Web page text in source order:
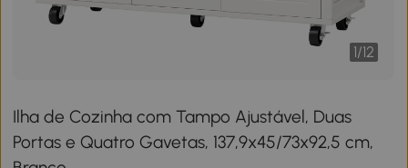
1/12
Ilha de Cozinha com Tampo Ajustável, Duas
Portas e Quatro Gavetas, 137,9x45/73x92,5 cm,